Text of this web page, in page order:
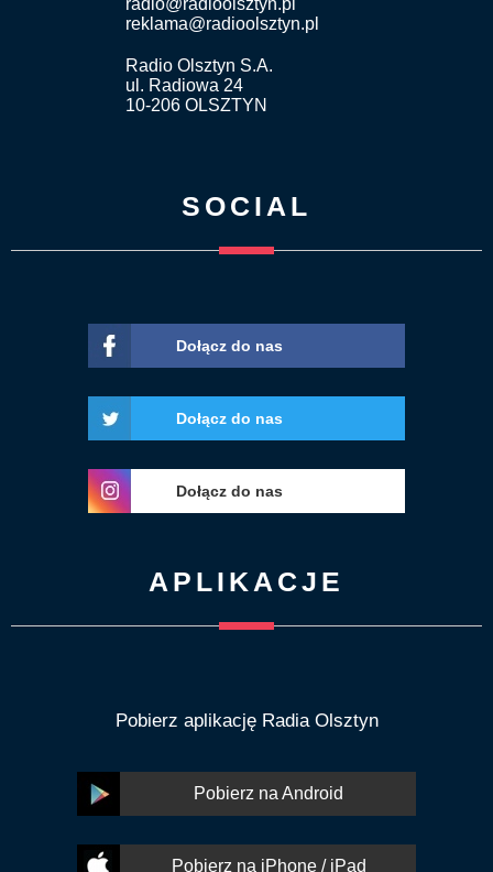
radio@radioolsztyn.pl
reklama@radioolsztyn.pl
Radio Olsztyn S.A.
ul. Radiowa 24
10-206 OLSZTYN
SOCIAL
Dołącz do nas
Dołącz do nas
Dołącz do nas
APLIKACJE
Pobierz aplikację Radia Olsztyn
Pobierz na Android
Pobierz na iPhone / iPad